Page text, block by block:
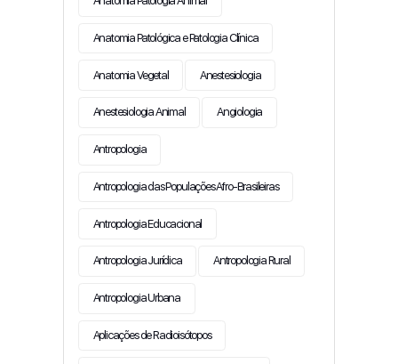
Anatomia Patológica e Patologia Clínica
Anatomia Vegetal Anestesiologia
Anestesiologia Animal Angiologia
Antropologia
Antropologia das Populações Afro-Brasileiras
Antropologia Educacional
Antropologia Jurídica Antropologia Rural
Antropologia Urbana
Aplicações de Radioisótopos